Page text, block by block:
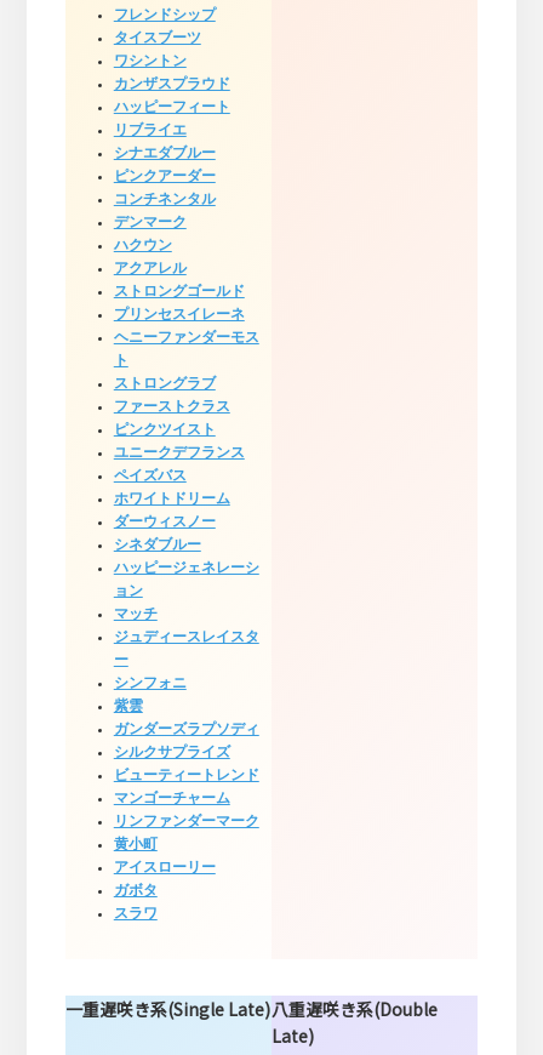
フレンドシップ
タイスブーツ
ワシントン
カンザスプラウド
ハッピーフィート
リブライエ
シナエダブルー
ピンクアーダー
コンチネンタル
デンマーク
ハクウン
アクアレル
ストロングゴールド
プリンセスイレーネ
ヘニーファンダーモス
ト
ストロングラブ
ファーストクラス
ピンクツイスト
ユニークデフランス
ペイズバス
ホワイトドリーム
ダーウィスノー
シネダブルー
ハッピージェネレーシ
ョン
マッチ
ジュディースレイスタ
ー
シンフォニ
紫雲
ガンダーズラプソディ
シルクサプライズ
ビューティートレンド
マンゴーチャーム
リンファンダーマーク
黄小町
アイスローリー
ガボタ
スラワ
一重遅咲き系(Single Late)八重遅咲き系(Double
Late)